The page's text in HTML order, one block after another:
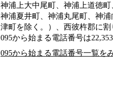
神浦上大中尾町、神浦上道徳
神浦夏井町、神浦丸尾町、神
津町を除く。）、西彼杵郡に割
095から始まる電話番号は
095から始まる電話番号一覧を